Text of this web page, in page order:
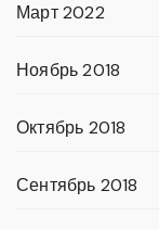
Март 2022
Ноябрь 2018
Октябрь 2018
Сентябрь 2018